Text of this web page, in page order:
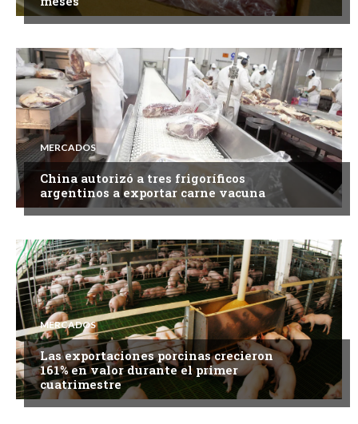
MERCADOS
China autorizó a tres frigoríficos
argentinos a exportar carne vacuna
MERCADOS
Las exportaciones porcinas crecieron
161% en valor durante el primer
cuatrimestre